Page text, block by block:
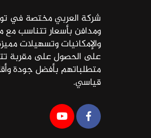
شركة العربي مختصة في
ومدافن بأسعار تتناسب مع
والإمكانيات وتسهيلات
على الحصول على مقربة
متطلباتهم بأفضل جودة
قياسي.